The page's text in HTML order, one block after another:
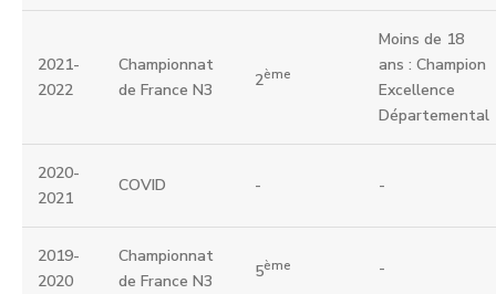
2021-
2022
Championnat
de France N3
2ème
Moins de 18
ans : Champion
Excellence
Départemental
2020-
2021
COVID - -
2019-
2020
Championnat
de France N3
5ème -